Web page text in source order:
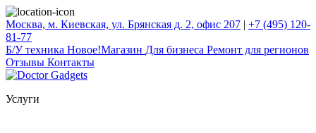
Москва, м. Киевская, ул. Брянская д. 2, офис 207 | +7 (495) 120-
81-77
Б/У техникa Новое!Магазин Для бизнеса Ремонт для регионов
Отзывы Контакты
Услуги